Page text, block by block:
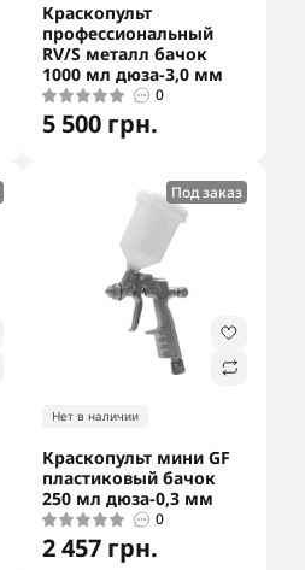
Краскопульт
профессиональный
RV/S металл бачок
1000 мл дюза-3,0 мм
0
5 500 грн.
Под заказ
Нет в наличии
Краскопульт мини GF
пластиковый бачок
250 мл дюза-0,3 мм
0
2 457 грн.